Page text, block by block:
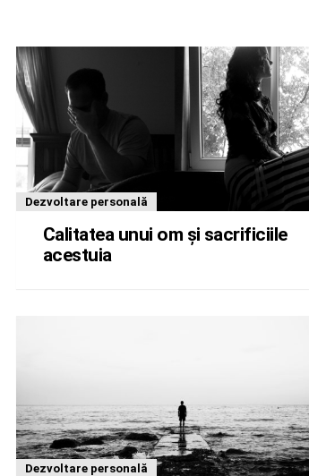
Dezvoltare personală
Calitatea unui om și sacrificiile
acestuia
Dezvoltare personală